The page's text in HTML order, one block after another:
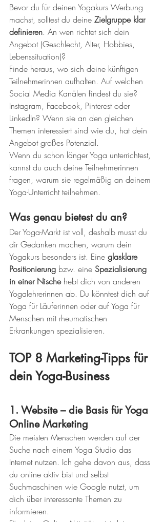
Bevor du für deinen Yogakurs Werbung
machst, solltest du deine Zielgruppe klar
definieren. An wen richtet sich dein
Angebot (Geschlecht, Alter, Hobbies,
Lebenssituation)?
Finde heraus, wo sich deine künftigen
Teilnehmerinnen aufhalten. Auf welchen
Social Media Kanälen findest du sie?
Instagram, Facebook, Pinterest oder
LinkedIn? Wenn sie an den gleichen
Themen interessiert sind wie du, hat dein
Angebot großes Potenzial.
Wenn du schon länger Yoga unterrichtest,
kannst du auch deine Teilnehmerinnen
fragen, warum sie regelmäßig an deinem
Yoga-Unterricht teilnehmen.
Was genau bietest du an?
Der Yoga-Markt ist voll, deshalb musst du
dir Gedanken machen, warum dein
Yogakurs besonders ist. Eine glasklare
Positionierung bzw. eine Spezialisierung
in einer Nische hebt dich von anderen
Yogalehrerinnen ab. Du könntest dich auf
Yoga für Läuferinnen oder auf Yoga für
Menschen mit rheumatischen
Erkrankungen spezialisieren.
TOP 8 Marketing-Tipps für
dein Yoga-Business
1. Website – die Basis für Yoga
Online Marketing
Die meisten Menschen werden auf der
Suche nach einem Yoga Studio das
Internet nutzen. Ich gehe davon aus, dass
du online aktiv bist und selbst
Suchmaschinen wie Google nutzt, um
dich über interessante Themen zu
informieren.